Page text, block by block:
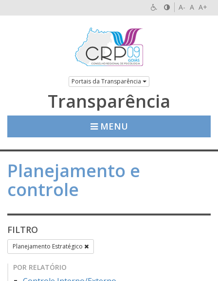
A- A A+
Portais da Transparência
Transparência
MENU
Planejamento e
controle
FILTRO
Planejamento Estratégico
POR RELATÓRIO